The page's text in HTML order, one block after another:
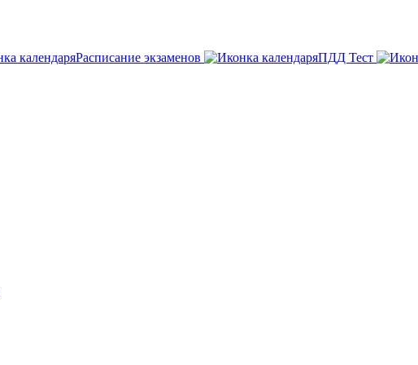
Расписание экзаменов ПДД Тест